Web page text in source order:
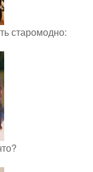
старомодно: